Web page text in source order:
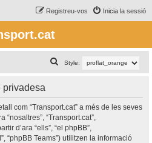
Inicia la sessió
Registreu-vos
Style:
e
c
a
privadesa
com “Transport.cat” a més de les seves
“Transport.cat”,
d’ara “ells”, “el phpBB”,
“phpBB Teams”) utilitzen la informació